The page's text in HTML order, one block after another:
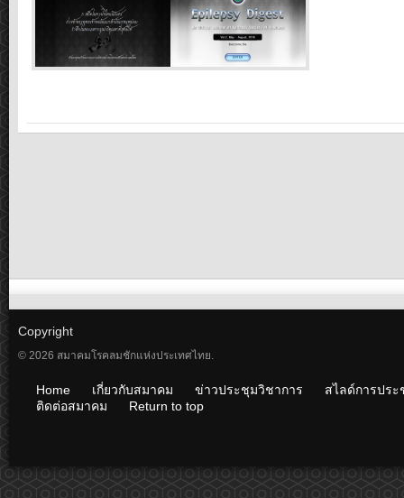
Copyright
© 2026 สมาคมโรคลมชักแห่งประเทศไทย.
Home เกี่ยวกับสมาคม ข่าวประชุมวิชาการ
สไลด์การปร
ติดต่อสมาคม
Return to top